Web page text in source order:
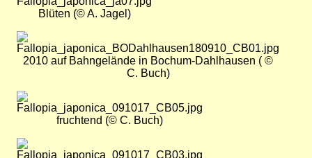
Blüten (© A. Jagel)
Bild
2010 auf Bahngelände in Bochum-Dahlhausen ( ©
C. Buch)
Bild
fruchtend (© C. Buch)
Bild